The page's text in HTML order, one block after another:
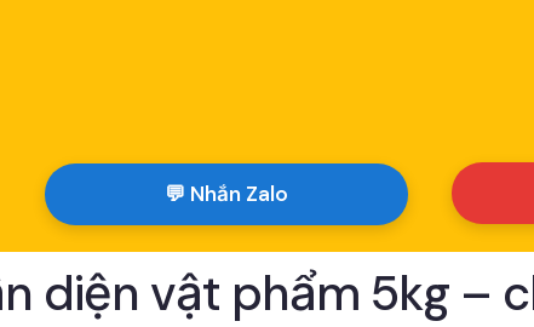
💬 Nhắn Zalo
diện vật phẩm 5kg –